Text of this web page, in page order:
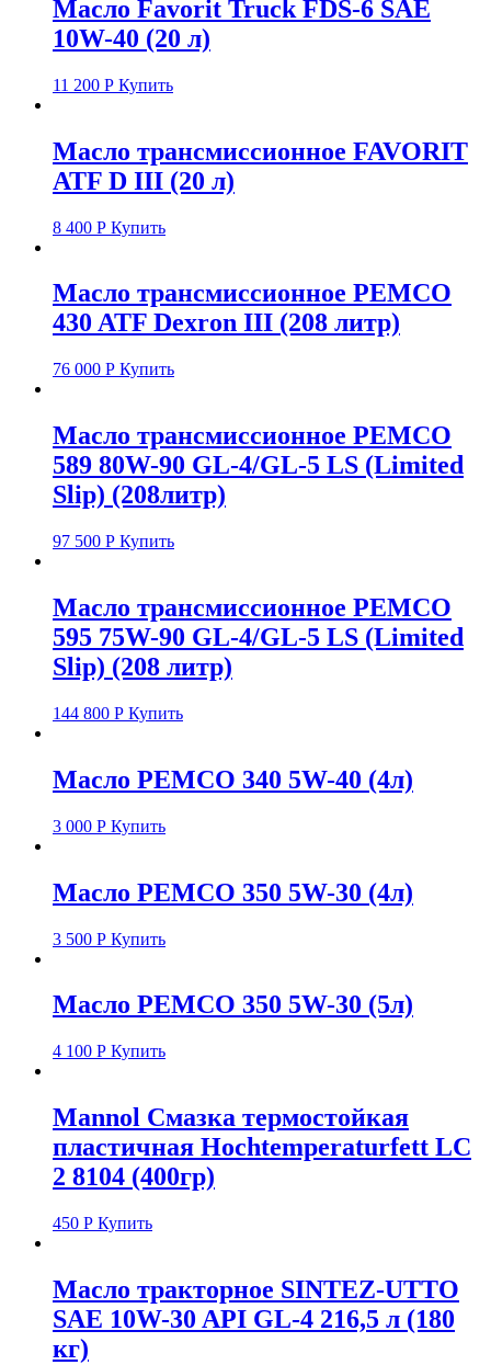
Масло Favorit Truck FDS-6 SAE
10W-40 (20 л)
11 200 Р Купить
Масло трансмиссионное FAVORIT
ATF D III (20 л)
8 400 Р Купить
Масло трансмиссионное PEMCO
430 ATF Dexron III (208 литр)
76 000 Р Купить
Масло трансмиссионное PEMCO
589 80W-90 GL-4/GL-5 LS (Limited
Slip) (208литр)
97 500 Р Купить
Масло трансмиссионное PEMCO
595 75W-90 GL-4/GL-5 LS (Limited
Slip) (208 литр)
144 800 Р Купить
Масло PEMCO 340 5W-40 (4л)
3 000 Р Купить
Масло PEMCO 350 5W-30 (4л)
3 500 Р Купить
Масло PEMCO 350 5W-30 (5л)
4 100 Р Купить
Mannol Смазка термостойкая
пластичная Hochtemperaturfett LC
2 8104 (400гр)
450 Р Купить
Масло тракторное SINTEZ-UTTO
SAE 10W-30 API GL-4 216,5 л (180
кг)